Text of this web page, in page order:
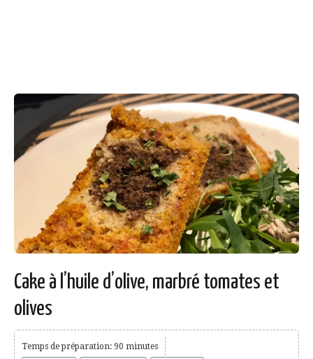
Cake à l’huile d’olive, marbré tomates et
olives
Temps de préparation: 90 minutes